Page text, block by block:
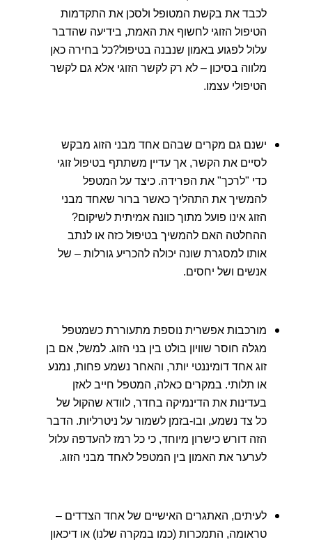
לכבד את בקשת המטופל ולסכן את התקדמות
הטיפול הזוגי לחשוף את האמת, בידיעה שהדבר
עלול לפגוע באמון שנבנה בטיפול?כל בחירה כאן
מלווה בסיכון – לא רק לקשר הזוגי אלא גם לקשר
הטיפולי עצמו.
ישנם גם מקרים שבהם אחד מבני הזוג מבקש
לסיים את הקשר, אך עדיין משתתף בטיפול זוגי
כדי "לרכך" את הפרידה. כיצד על המטפל
להמשיך את התהליך כאשר ברור שאחד מבני
הזוג אינו פועל מתוך כוונה אמיתית לשיקום?
ההחלטה האם להמשיך בטיפול כזה או לנתב
אותו למסגרת שונה יכולה להכריע גורלות – של
אנשים ושל יחסים.
מורכבות אפשרית נוספת מתעוררת כשמטפל
מגלה חוסר שוויון בולט בין בני הזוג. למשל, אם בן
זוג אחד דומיננטי יותר, והאחר נשמע פחות, נמנע
או תלותי. במקרים כאלה, המטפל חייב לאזן
בעדינות את הדינמיקה בחדר, לוודא שהקול של
כל צד נשמע, ובו-בזמן לשמור על ניטרליות. הדבר
הזה דורש כישרון מיוחד, כי כל רמז להעדפה עלול
לערער את האמון בין המטפל לאחד מבני הזוג.
לעיתים, האתגרים האישיים של אחד הצדדים –
טראומה, התמכרות (כמו במקרה שלנו) או דיכאון